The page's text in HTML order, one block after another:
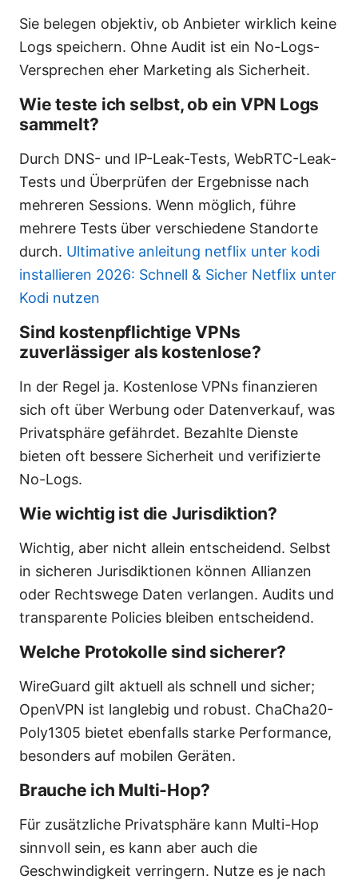
Sie belegen objektiv, ob Anbieter wirklich keine
Logs speichern. Ohne Audit ist ein No-Logs-
Versprechen eher Marketing als Sicherheit.
Wie teste ich selbst, ob ein VPN Logs
sammelt?
Durch DNS- und IP-Leak-Tests, WebRTC-Leak-
Tests und Überprüfen der Ergebnisse nach
mehreren Sessions. Wenn möglich, führe
mehrere Tests über verschiedene Standorte
durch. Ultimative anleitung netflix unter kodi
installieren 2026: Schnell & Sicher Netflix unter
Kodi nutzen
Sind kostenpflichtige VPNs
zuverlässiger als kostenlose?
In der Regel ja. Kostenlose VPNs finanzieren
sich oft über Werbung oder Datenverkauf, was
Privatsphäre gefährdet. Bezahlte Dienste
bieten oft bessere Sicherheit und verifizierte
No-Logs.
Wie wichtig ist die Jurisdiktion?
Wichtig, aber nicht allein entscheidend. Selbst
in sicheren Jurisdiktionen können Allianzen
oder Rechtswege Daten verlangen. Audits und
transparente Policies bleiben entscheidend.
Welche Protokolle sind sicherer?
WireGuard gilt aktuell als schnell und sicher;
OpenVPN ist langlebig und robust. ChaCha20-
Poly1305 bietet ebenfalls starke Performance,
besonders auf mobilen Geräten.
Brauche ich Multi-Hop?
Für zusätzliche Privatsphäre kann Multi-Hop
sinnvoll sein, es kann aber auch die
Geschwindigkeit verringern. Nutze es je nach